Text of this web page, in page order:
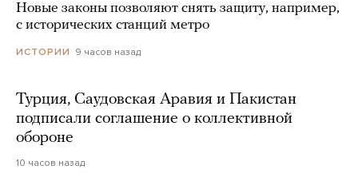
Новые законы позволяют снять защиту, например,
с исторических станций метро
ИСТОРИИ 9 часов назад
Турция, Саудовская Аравия и Пакистан
подписали соглашение о коллективной
обороне
10 часов назад